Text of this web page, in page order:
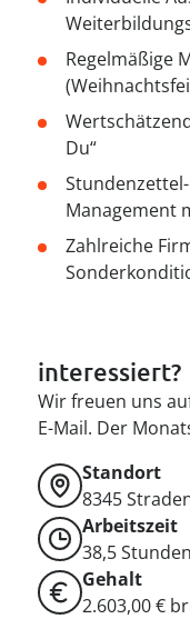
Regelmäßige
Du“
Management
Zahlreiche
interessiert?
Wir freuen uns
E-Mail. Der
Standort
8345
Arbeitszeit
38,5
Gehalt
2.603,00 €